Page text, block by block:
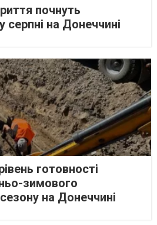
почнуть
серпні на Донеччині
готовності
зимового
на Донеччині